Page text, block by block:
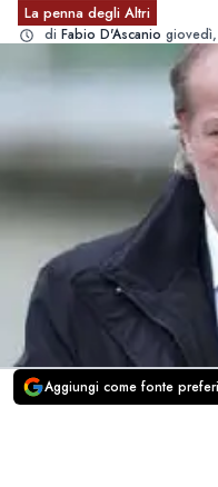
La penna degli Altri
di Fabio D'Ascanio
Aggiungi come fonte